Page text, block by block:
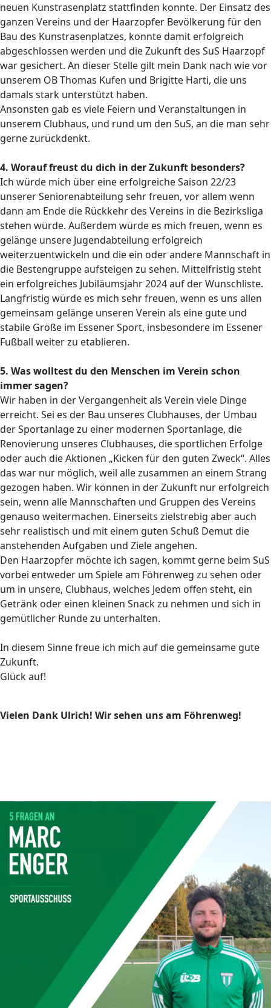
neuen Kunstrasenplatz stattfinden konnte. Der Einsatz des
ganzen Vereins und der Haarzopfer Bevölkerung für den
Bau des Kunstrasenplatzes, konnte damit erfolgreich
abgeschlossen werden und die Zukunft des SuS Haarzopf
war gesichert. An dieser Stelle gilt mein Dank nach wie vor
unserem OB Thomas Kufen und Brigitte Harti, die uns
damals stark unterstützt haben.
Ansonsten gab es viele Feiern und Veranstaltungen in
unserem Clubhaus, und rund um den SuS, an die man sehr
gerne zurückdenkt.
4. Worauf freust du dich in der Zukunft besonders?
Ich würde mich über eine erfolgreiche Saison 22/23
unserer Seniorenabteilung sehr freuen, vor allem wenn
dann am Ende die Rückkehr des Vereins in die Bezirksliga
stehen würde. Außerdem würde es mich freuen, wenn es
gelänge unsere Jugendabteilung erfolgreich
weiterzuentwickeln und die ein oder andere Mannschaft in
die Bestengruppe aufsteigen zu sehen. Mittelfristig steht
ein erfolgreiches Jubiläumsjahr 2024 auf der Wunschliste.
Langfristig würde es mich sehr freuen, wenn es uns allen
gemeinsam gelänge unseren Verein als eine gute und
stabile Größe im Essener Sport, insbesondere im Essener
Fußball weiter zu etablieren.
5. Was wolltest du den Menschen im Verein schon
immer sagen?
Wir haben in der Vergangenheit als Verein viele Dinge
erreicht. Sei es der Bau unseres Clubhauses, der Umbau
der Sportanlage zu einer modernen Sportanlage, die
Renovierung unseres Clubhauses, die sportlichen Erfolge
oder auch die Aktionen „Kicken für den guten Zweck“. Alles
das war nur möglich, weil alle zusammen an einem Strang
gezogen haben. Wir können in der Zukunft nur erfolgreich
sein, wenn alle Mannschaften und Gruppen des Vereins
genauso weitermachen. Einerseits zielstrebig aber auch
sehr realistisch und mit einem guten Schuß Demut die
anstehenden Aufgaben und Ziele angehen.
Den Haarzopfer möchte ich sagen, kommt gerne beim SuS
vorbei entweder um Spiele am Föhrenweg zu sehen oder
um in unsere, Clubhaus, welches Jedem offen steht, ein
Getränk oder einen kleinen Snack zu nehmen und sich in
gemütlicher Runde zu unterhalten.
In diesem Sinne freue ich mich auf die gemeinsame gute
Zukunft.
Glück auf!
Vielen Dank Ulrich! Wir sehen uns am Föhrenweg!